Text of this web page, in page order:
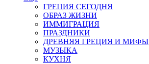
ГРЕЦИЯ СЕГОДНЯ
ОБРАЗ ЖИЗНИ
ИММИГРАЦИЯ
ПРАЗДНИКИ
ДРЕВНЯЯ ГРЕЦИЯ И МИФЫ
МУЗЫКА
КУХНЯ